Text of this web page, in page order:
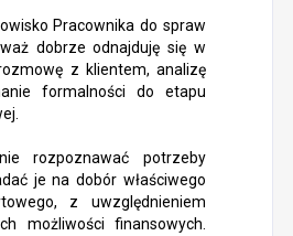
Pracownika do spraw
dobrze odnajduję się w
z klientem, analizę
formalności do etapu
rozpoznawać potrzeby
je na dobór właściwego
z uwzględnieniem
możliwości finansowych.